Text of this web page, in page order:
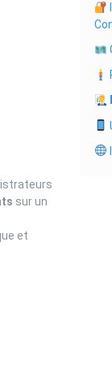
sur un
et